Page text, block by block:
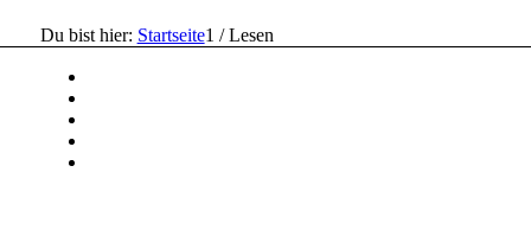
Du bist hier: Startseite1 / Lesen